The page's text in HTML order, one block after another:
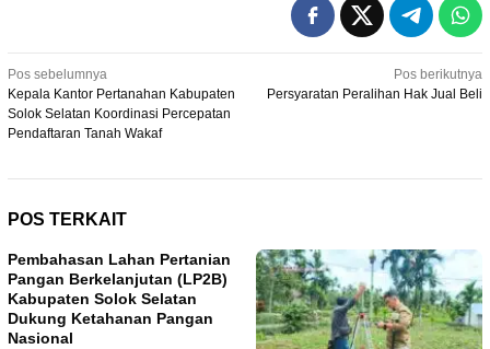
Navigasi
pos
Pos sebelumnya
Kepala Kantor Pertanahan Kabupaten
Solok Selatan Koordinasi Percepatan
Pendaftaran Tanah Wakaf
Pos berikutnya
Persyaratan Peralihan Hak Jual Beli
POS TERKAIT
Pembahasan Lahan Pertanian
Pangan Berkelanjutan (LP2B)
Kabupaten Solok Selatan
Dukung Ketahanan Pangan
Nasional